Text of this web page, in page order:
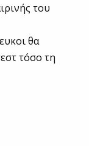
του
θα
τόσο τη